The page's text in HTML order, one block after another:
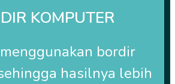
KOMPUTER
menggunakan bordir
hasilnya lebih